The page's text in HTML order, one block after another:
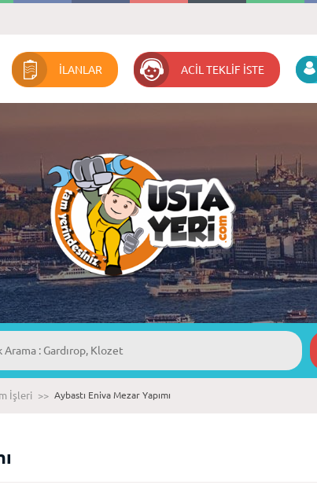
İLANLAR ACİL TEKLİF İSTE
İşleri >> Aybastı Eniva Mezar Yapımı